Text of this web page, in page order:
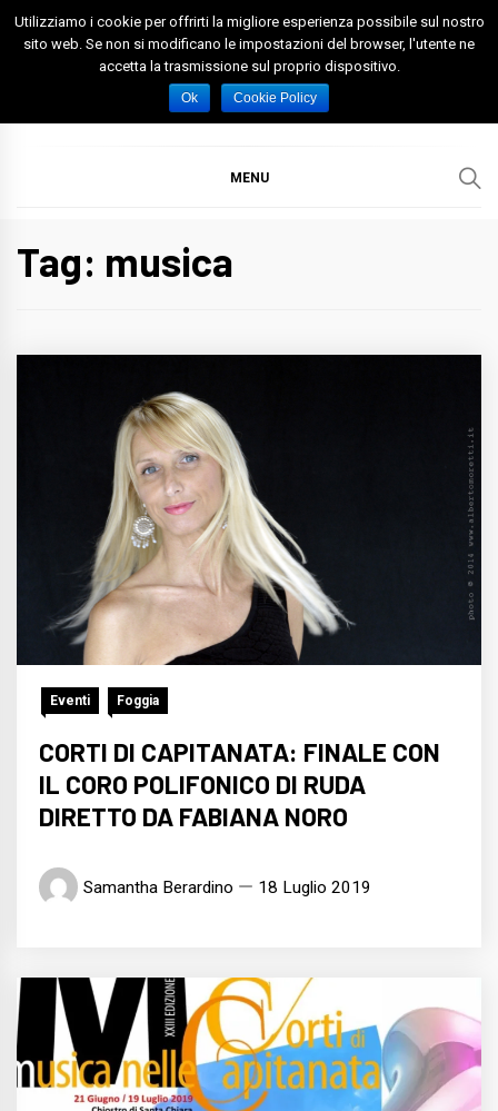
Skip
Spazio Foggia
Foggia News Calcio Eventi e Attività nella Capitanata
MENU
Tag: musica
Eventi Foggia
CORTI DI CAPITANATA: FINALE CON
IL CORO POLIFONICO DI RUDA
DIRETTO DA FABIANA NORO
Samantha Berardino 18 Luglio 2019
Utilizziamo i cookie per offrirti la migliore esperienza possibile sul nostro
sito web. Se non si modificano le impostazioni del browser, l'utente ne
accetta la trasmissione sul proprio dispositivo.
Ok Cookie Policy